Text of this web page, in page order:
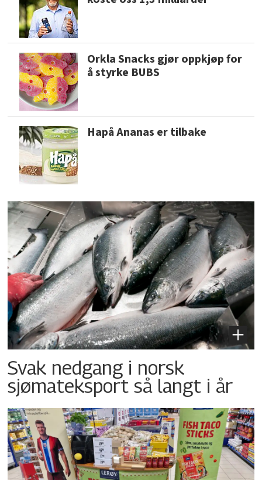
Orkla Snacks gjør oppkjøp for
å styrke BUBS
Hapå Ananas er tilbake
Svak nedgang i norsk
sjømateksport så langt i år